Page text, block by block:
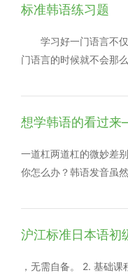
标准韩语练习题
学习好一门语言不仅
门语言的时候就不会那
列时间。 (1) 2:05
몇 시입니까? (5)
想学韩语的看过
一道杠两道杠的微妙差
你怎么办？韩语发音虽
再韩语的人群日渐增多
有哪些音变现象。在学
验收学习效果，检测自
日益加深，看韩剧，追
沪江标准日本语初
，无需自备。 2. 基础